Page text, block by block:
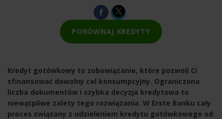
PORÓWNAJ KREDYTY
Kredyt gotówkowy to zobowiązanie, które pozwoli Ci
sfinansować dowolny cel konsumpcyjny. Ograniczona
liczba dokumentów i szybka decyzja kredytowa to
niewątpliwe zalety tego rozwiązania. W Erste Banku cały
proces związany z udzieleniem kredytu gotówkowego od